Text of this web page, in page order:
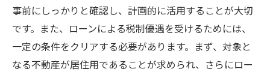
事前にしっかりと確認し、計画的に活用することが大切
です。また、ローンによる税制優遇を受けるためには、
一定の条件をクリアする必要があります。まず、対象と
なる不動産が居住用であることが求められ、さらにロー